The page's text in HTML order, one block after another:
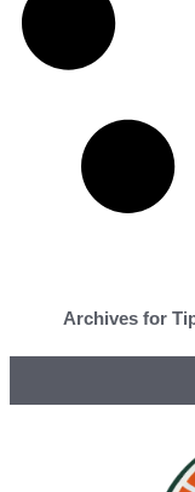
Archives for